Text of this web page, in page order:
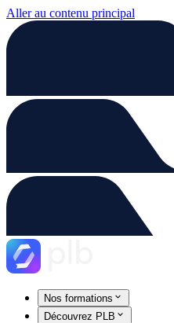
Aller au contenu principal
Nos formations
Découvrez PLB